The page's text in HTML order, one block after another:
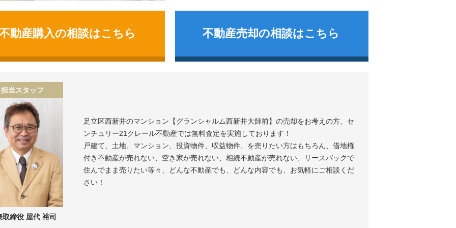
不動産売却の相談はこちら
動産購入の相談はこちら
担当スタッフ
取締役 屋代 裕司
足立区西新井のマンション グランシャルム西新井大師前
の売却をお考えの方、セ
ンチュリー21クレール不動産では無料査定を実施しております！
戸建て、土地、マンション、投資物件、収益物件、を売りたい方はもちろん、借地権
付き不動産が売れない、空き家が売れない、相続不動産が売れない、リースバックで
住んでまま売りたい等々、どんな不動産でも、どんな内容でも、お気軽にご相談くだ
さい！